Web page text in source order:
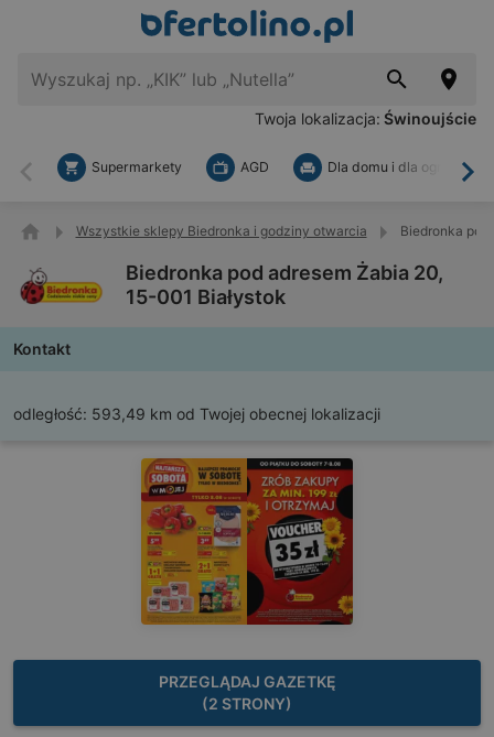
Twoja lokalizacja: Świnoujście
Wstecz
Supermarkety AGD Dla domu i dla ogrodu
Wszystkie sklepy Biedronka i godziny otwarcia Biedronka pod
Biedronka pod adresem Żabia 20,
15-001 Białystok
Kontakt
odległość: 593,49 km od Twojej obecnej lokalizacji
PRZEGLĄDAJ GAZETKĘ
(2 STRONY)